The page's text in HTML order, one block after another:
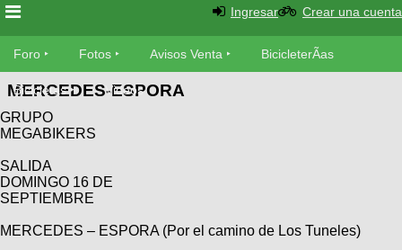
Foro
Foro
TÃ©cnica
Fotos
SUBÃ
tu foto
Galeria
Avisos
Ventas
SUBÃ
as
Ingresar Crear una cuenta
Foro Fotos Avisos Venta BicicleterÃ­as
Bicicletas Videos
MERCEDES-ESPORA
GRUPO
MEGABIKERS
SALIDA
DOMINGO 16 DE
SEPTIEMBRE
MERCEDES – ESPORA (Por el camino de Los Tuneles)